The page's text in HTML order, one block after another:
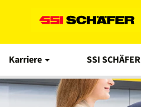
Karriere SSI SCHÄFER